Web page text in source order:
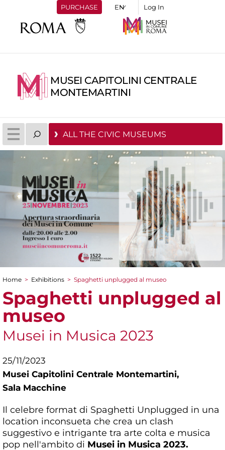
PURCHASE Log In
MUSEI CAPITOLINI CENTRALE
MONTEMARTINI
ALL THE CIVIC MUSEUMS
You are here
Home > Exhibitions > Spaghetti unplugged al museo
Spaghetti unplugged al
museo
Musei in Musica 2023
25/11/2023
Musei Capitolini Centrale Montemartini,
Sala Macchine
Il celebre format di Spaghetti Unplugged in una
location inconsueta che crea un clash
suggestivo e intrigante tra arte colta e musica
pop nell'ambito di Musei in Musica 2023.